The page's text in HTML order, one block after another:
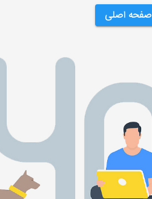
صفحه اصلی